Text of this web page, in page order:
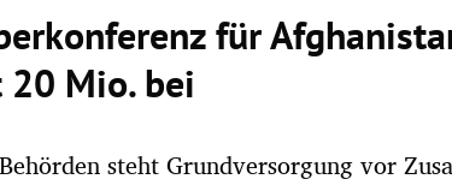
für
Mio. bei
steht Grundversorgung vor